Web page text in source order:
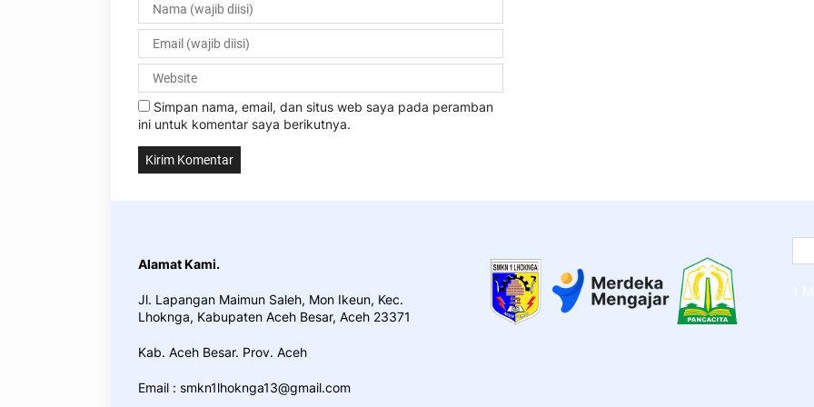
Simpan nama, email, dan situs web saya pada peramban
ini untuk komentar saya berikutnya.
Alamat Kami.
Jl. Lapangan Maimun Saleh, Mon Ikeun, Kec.
Lhoknga, Kabupaten Aceh Besar, Aceh 23371
Kab. Aceh Besar. Prov. Aceh
Email : smkn1lhoknga13@gmail.com